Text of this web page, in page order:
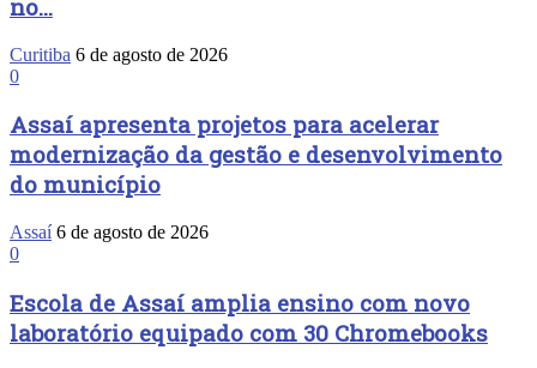
no...
Curitiba 6 de agosto de 2026
0
Assaí apresenta projetos para acelerar
modernização da gestão e desenvolvimento
do município
Assaí 6 de agosto de 2026
0
Escola de Assaí amplia ensino com novo
laboratório equipado com 30 Chromebooks